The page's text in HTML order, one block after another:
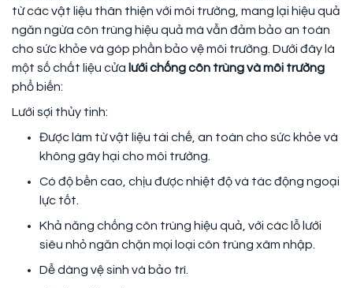
từ các vật liệu thân thiện với môi trường, mang lại hiệu quả
ngăn ngừa côn trùng hiệu quả mà vẫn đảm bảo an toàn
cho sức khỏe và góp phần bảo vệ môi trường. Dưới đây là
một số chất liệu cửa lưới chống côn trùng và môi trường
phổ biến:
Lưới sợi thủy tinh:
Được làm từ vật liệu tái chế, an toàn cho sức khỏe và
không gây hại cho môi trường.
Có độ bền cao, chịu được nhiệt độ và tác động ngoại
lực tốt.
Khả năng chống côn trùng hiệu quả, với các lỗ lưới
siêu nhỏ ngăn chặn mọi loại côn trùng xâm nhập.
Dễ dàng vệ sinh và bảo trì.